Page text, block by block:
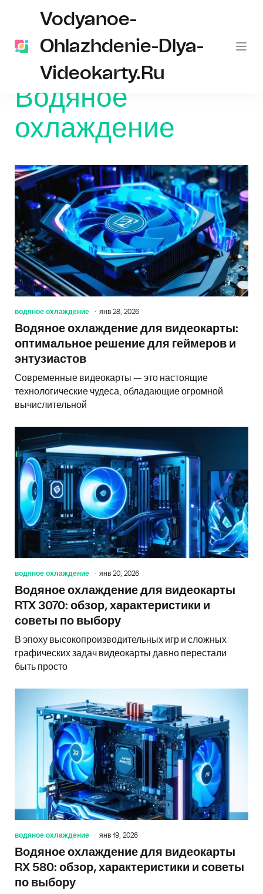
Vodyanoe-
Ohlazhdenie-Dlya-
Videokarty.ru
Главная Водяное охлаждение
Водяное
охлаждение
водяное охлаждение янв 28, 2026
Водяное охлаждение для видеокарты:
оптимальное решение для геймеров и
энтузиастов
Современные видеокарты — это настоящие
технологические чудеса, обладающие огромной
вычислительной
водяное охлаждение янв 20, 2026
Водяное охлаждение для видеокарты
RTX 3070: обзор, характеристики и
советы по выбору
В эпоху высокопроизводительных игр и сложных
графических задач видеокарты давно перестали
быть просто
водяное охлаждение янв 19, 2026
Водяное охлаждение для видеокарты
RX 580: обзор, характеристики и советы
по выбору